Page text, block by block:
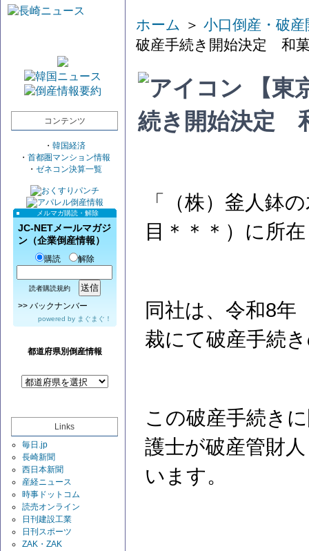
コンテンツ
・ 韓国経済
・ 首都圏マンション情報
・ ゼネコン決算一覧
メルマガ購読・解除
JC-NETメールマガジ
ン（企業倒産情報）
購読 解除
読者購読規約
>> バックナンバー
powered by まぐまぐ！
都道府県別倒産情報
Links
毎日.jp
長崎新聞
西日本新聞
産経ニュース
時事ドットコム
読売オンライン
日刊建設工業
日刊スポーツ
ZAK・ZAK
ホーム ＞ 小口倒産・破産
破産手続き開始決定 和
【東
続き開始決定
「（株）釜人鉢
目＊＊＊）に所
同社は、令和8年
裁にて破産手続
この破産手続き
護士が破産管財
います。